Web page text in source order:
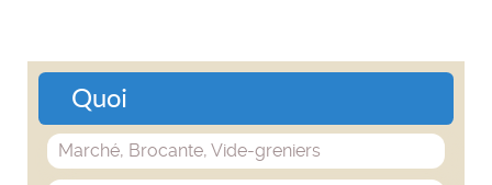
Quoi
Marché, Brocante, Vide-greniers